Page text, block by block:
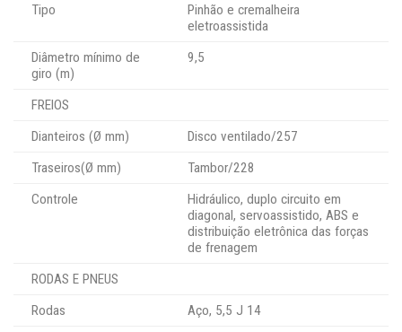
Tipo
Pinhão e cremalheira
eletroassistida
Diâmetro mínimo de
giro (m)
9,5
FREIOS
Dianteiros (Ø mm)
Disco ventilado/257
Traseiros(Ø mm)
Tambor/228
Controle
Hidráulico, duplo circuito em
diagonal, servoassistido, ABS e
distribuição eletrônica das forças
de frenagem
RODAS E PNEUS
Rodas
Aço, 5,5 J 14